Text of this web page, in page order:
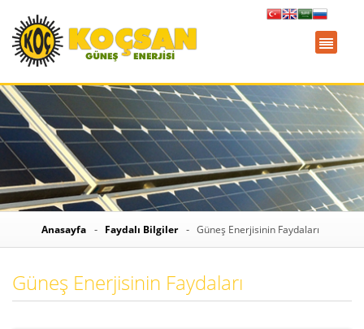
Anasayfa Faydalı Bilgiler Güneş Enerjisinin Faydaları
Güneş Enerjisinin Faydaları